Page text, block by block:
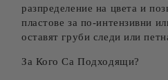
разпределение на цвета и
пластове за по-интензивни
оставят груби следи или
За Кого Са Подходящи?